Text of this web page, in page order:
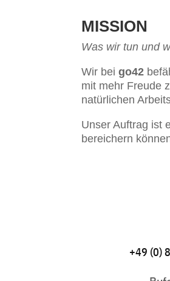
MISSION
Was wir tun und
Wir beigo42
mit mehr Freude
natürlichen
Unser Auftrag ist
bereichern
+49 (0)